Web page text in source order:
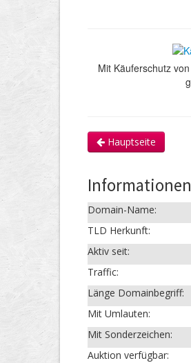
Mit Käuferschutz
Hauptseite
Domain-Name:
TLD Herkunft:
Aktiv seit:
Traffic:
Länge Domainbegriff:
Mit Umlauten:
Mit Sonderzeichen:
Auktion verfügbar: